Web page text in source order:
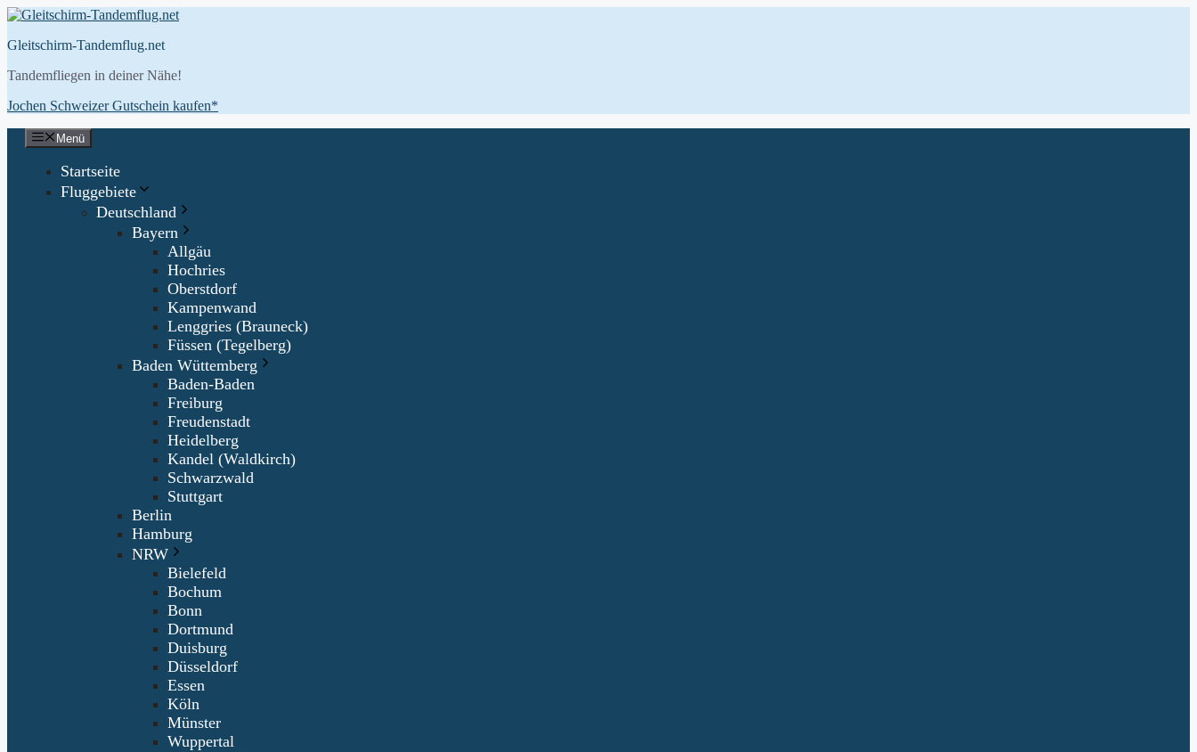
Zum
springen
Gleitschirm-Tandemflug.net
Tandemfliegen in deiner Nähe!
Jochen Schweizer Gutschein kaufen*
Menü
Startseite
Fluggebiete
Deutschland
Bayern
Allgäu
Hochries
Oberstdorf
Kampenwand
Lenggries (Brauneck)
Füssen (Tegelberg)
Baden Wüttemberg
Baden-Baden
Freiburg
Freudenstadt
Heidelberg
Kandel (Waldkirch)
Schwarzwald
Stuttgart
Berlin
Hamburg
NRW
Bielefeld
Bochum
Bonn
Dortmund
Duisburg
Düsseldorf
Essen
Köln
Münster
Wuppertal